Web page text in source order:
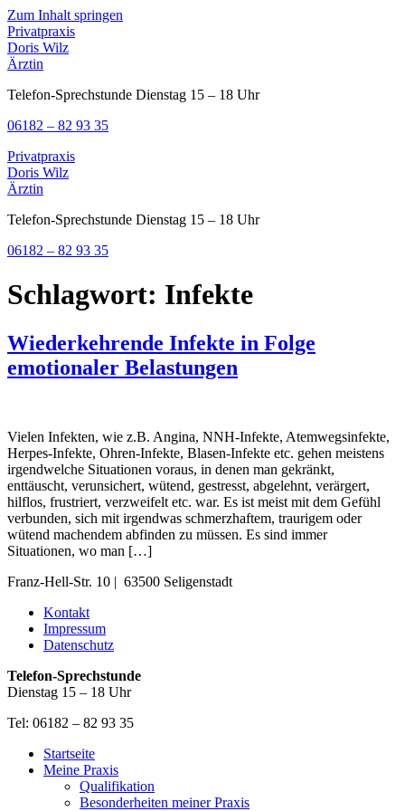
Zum Inhalt springen
Privatpraxis
Doris Wilz
Ärztin
Telefon-Sprechstunde Dienstag 15 – 18 Uhr
06182 – 82 93 35
Privatpraxis
Doris Wilz
Ärztin
Telefon-Sprechstunde Dienstag 15 – 18 Uhr
06182 – 82 93 35
Schlagwort: Infekte
Wiederkehrende Infekte in Folge
emotionaler Belastungen
Vielen Infekten, wie z.B. Angina, NNH-Infekte, Atemwegsinfekte,
Herpes-Infekte, Ohren-Infekte, Blasen-Infekte etc. gehen meistens
irgendwelche Situationen voraus, in denen man gekränkt,
enttäuscht, verunsichert, wütend, gestresst, abgelehnt, verärgert,
hilflos, frustriert, verzweifelt etc. war. Es ist meist mit dem Gefühl
verbunden, sich mit irgendwas schmerzhaftem, traurigem oder
wütend machendem abfinden zu müssen. Es sind immer
Situationen, wo man […]
Franz-Hell-Str. 10 | 63500 Seligenstadt
Kontakt
Impressum
Datenschutz
Telefon-Sprechstunde
Dienstag 15 – 18 Uhr
Tel: 06182 – 82 93 35
Startseite
Meine Praxis
Qualifikation
Besonderheiten meiner Praxis